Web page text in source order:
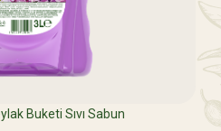
Buketi Sıvı Sabun